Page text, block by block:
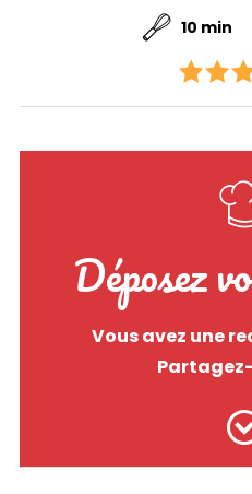
10 min
Déposez
Vous avez une